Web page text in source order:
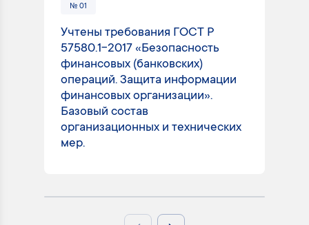
№ 01
Учтены требования ГОСТ Р
57580.1-2017 «Безопасность
финансовых (банковских)
операций. Защита информации
финансовых организации».
Базовый состав
организационных и технических
мер.